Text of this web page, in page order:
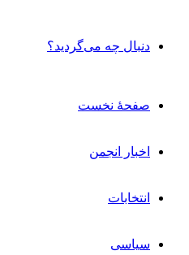
دنبال چه می‌گردید؟
صفحۀ نخست
اخبار انجمن
انتخابات
سیاسی